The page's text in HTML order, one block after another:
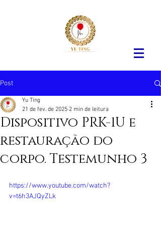
Post
Dispositivo PRK-1U e
restauração do
corpo. Testemunho 3
Yu Ting
21 de fev. de 2025 2 min de leitura
https://www.youtube.com/watch?
v=t6h3AJQyZLk